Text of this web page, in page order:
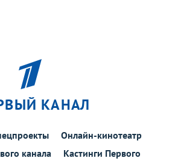
КАНАЛ
Онлайн-кинотеатр
канала
Кастинги Первого